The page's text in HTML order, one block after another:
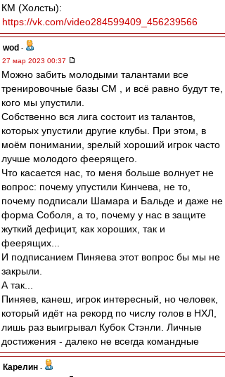
КМ (Холсты):
https://vk.com/video284599409_456239566
wod -
27 мар 2023 00:37
Можно забить молодыми талантами все
тренировочные базы СМ , и всё равно будут те,
кого мы упустили.
Собственно вся лига состоит из талантов,
которых упустили другие клубы. При этом, в
моём понимании, зрелый хороший игрок часто
лучше молодого феерящего.
Что касается нас, то меня больше волнует не
вопрос: почему упустили Кинчева, не то,
почему подписали Шамара и Бальде и даже не
форма Соболя, а то, почему у нас в защите
жуткий дефицит, как хороших, так и
феерящих...
И подписанием Пиняева этот вопрос бы мы не
закрыли.
А так...
Пиняев, канеш, игрок интересный, но человек,
который идёт на рекорд по числу голов в НХЛ,
лишь раз выигрывал Кубок Стэнли. Личные
достижения - далеко не всегда командные
Карелин -